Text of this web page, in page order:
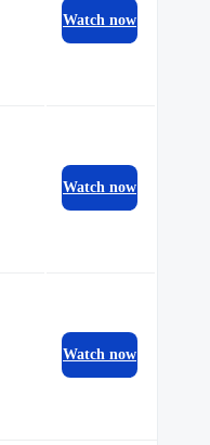
Watch now
Watch now
Watch now